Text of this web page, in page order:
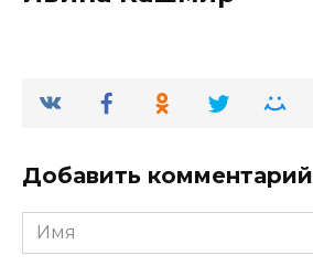
Добавить комментарий
Имя
*